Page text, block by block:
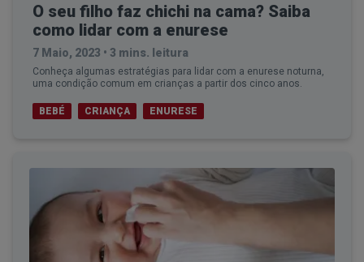
O seu filho faz chichi na cama? Saiba
como lidar com a enurese
7 Maio, 2023 • 3 mins. leitura
Conheça algumas estratégias para lidar com a enurese noturna,
uma condição comum em crianças a partir dos cinco anos.
BEBÉ CRIANÇA ENURESE